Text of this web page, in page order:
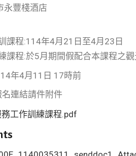
永豐棧酒店
課程:114年4月21日至4月23日
課程:於5月期間假配合本課程之
年4月11日 17時前
連結請件附件
工作訓練課程.pdf